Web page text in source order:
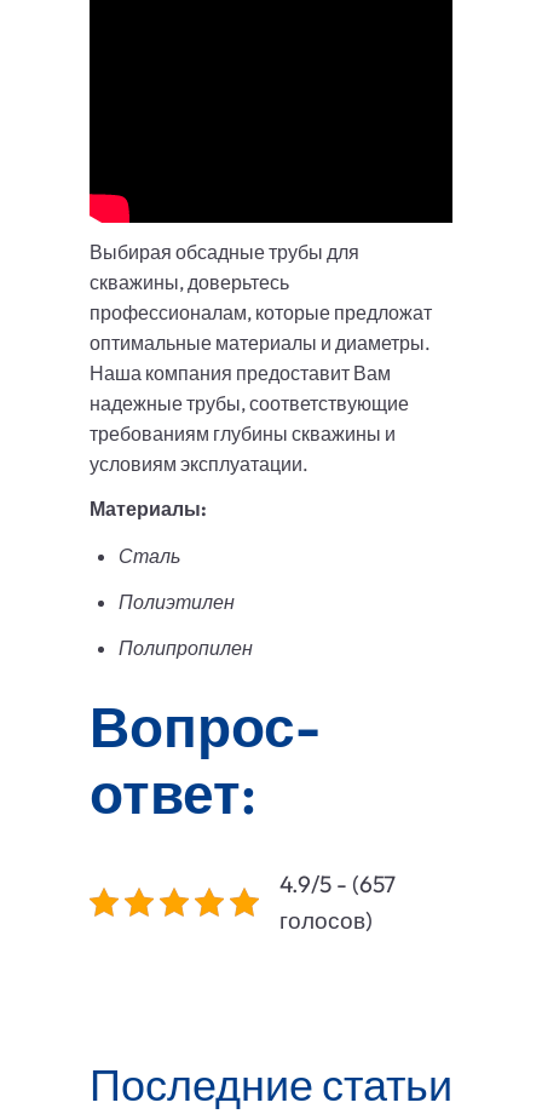
Выбирая обсадные трубы для
скважины, доверьтесь
профессионалам, которые предложат
оптимальные материалы и диаметры.
Наша компания предоставит Вам
надежные трубы, соответствующие
требованиям глубины скважины и
условиям эксплуатации.
Материалы:
Сталь
Полиэтилен
Полипропилен
Вопрос-
ответ:
4.9/5 - (657
голосов)
Последние статьи